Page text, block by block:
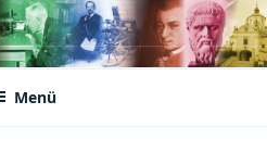
Societies
Menü